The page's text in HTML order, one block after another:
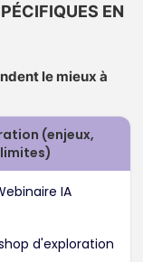
EN
le mieux à
(enjeux,
IA
d'exploration